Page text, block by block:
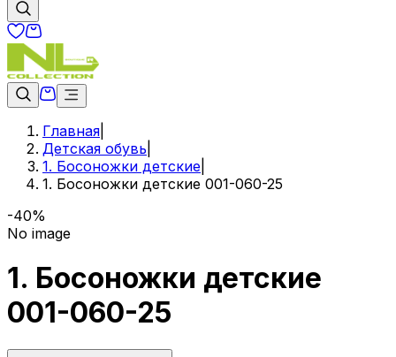
Главная
Детская обувь
1. Босоножки детские
1. Босоножки детские 001-060-25
-40%
No image
1. Босоножки детские
001-060-25